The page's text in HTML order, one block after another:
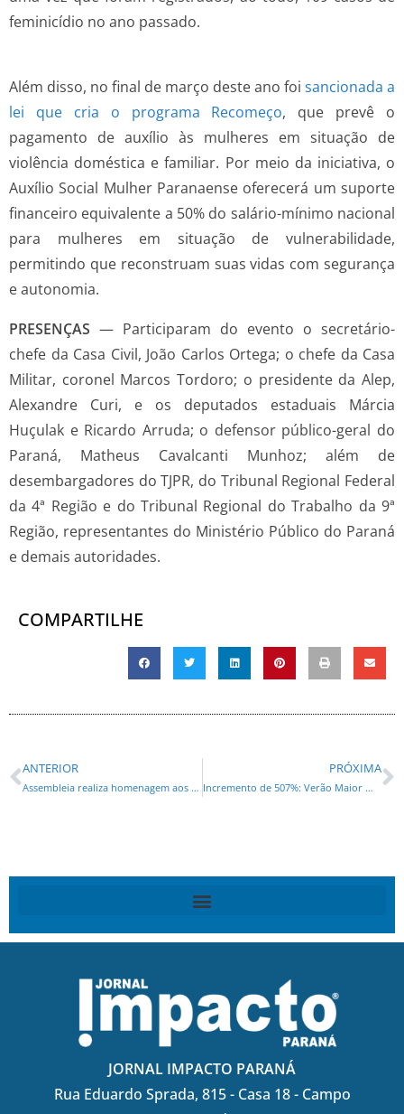
feminicídio no ano passado.
Além disso, no final de março deste ano foi sancionada a
lei que cria o programa Recomeço, que prevê o
pagamento de auxílio às mulheres em situação de
violência doméstica e familiar. Por meio da iniciativa, o
Auxílio Social Mulher Paranaense oferecerá um suporte
financeiro equivalente a 50% do salário-mínimo nacional
para mulheres em situação de vulnerabilidade,
permitindo que reconstruam suas vidas com segurança
e autonomia.
PRESENÇAS — Participaram do evento o secretário-
chefe da Casa Civil, João Carlos Ortega; o chefe da Casa
Militar, coronel Marcos Tordoro; o presidente da Alep,
Alexandre Curi, e os deputados estaduais Márcia
Huçulak e Ricardo Arruda; o defensor público-geral do
Paraná, Matheus Cavalcanti Munhoz; além de
desembargadores do TJPR, do Tribunal Regional Federal
da 4ª Região e do Tribunal Regional do Trabalho da 9ª
Região, representantes do Ministério Público do Paraná
e demais autoridades.
COMPARTILHE
ANTERIOR
Assembleia realiza homenagem aos mestres, atletas e gestores que difundem o kung fu no Paraná
PRÓXIMA
Incremento de 507%: Verão Maior movimentou R$ 698 milhões em licenças ambientais
JORNAL IMPACTO PARANÁ
Rua Eduardo Sprada, 815 - Casa 18 - Campo